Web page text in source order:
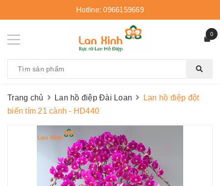
Hotline:0966159669
0
Trang chủ Lan hồ điệp Đài Loan
Lan hồ điệp đột
biến tím 21 cành - HD440